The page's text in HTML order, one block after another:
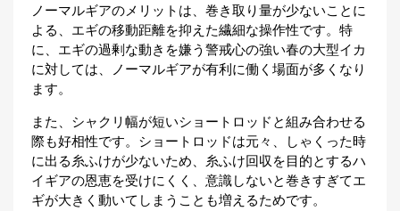
ノーマルギアのメリットは、巻き取り量が少ないことに
よる、エギの移動距離を抑えた繊細な操作性です。特
に、エギの過剰な動きを嫌う警戒心の強い春の大型イカ
に対しては、ノーマルギアが有利に働く場面が多くなり
ます。
また、シャクリ幅が短いショートロッドと組み合わせる
際も好相性です。ショートロッドは元々、しゃくった時
に出る糸ふけが少ないため、糸ふけ回収を目的とするハ
イギアの恩恵を受けにくく、意識しないと巻きすぎてエ
ギが大きく動いてしまうことも増えるためです。